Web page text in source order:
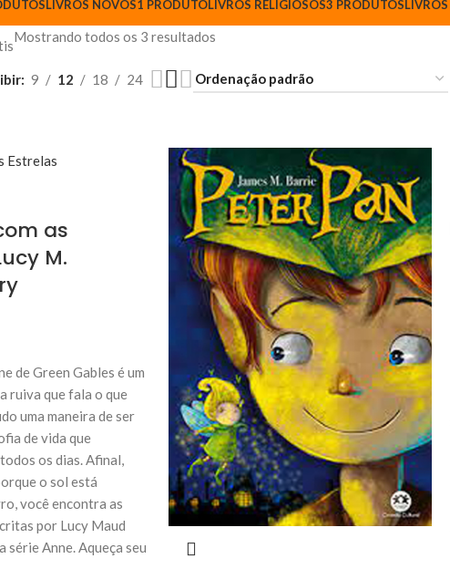
LIVROS NOVOS1 PRODUTOLIVROS RELIGIOSOS3 PRODUTOS
Mostrando todos os 3 resultados
9 12 18 24
as
M.
de Green Gables é um
ruiva que fala o que
uma maneira de ser
de vida que
os dias. Afinal,
o sol está
você encontra as
por Lucy Maud
série Anne. Aqueça seu